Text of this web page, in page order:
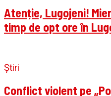
Atenție, Lugojeni!
timp de opt ore în
Știri
Conflict violent pe